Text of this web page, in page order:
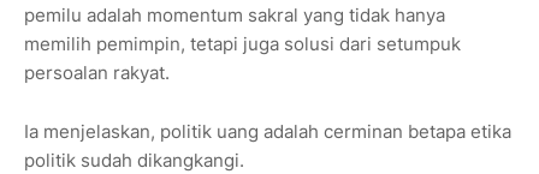
pemilu adalah momentum sakral yang tidak hanya
memilih pemimpin, tetapi juga solusi dari setumpuk
persoalan rakyat.
Ia menjelaskan, politik uang adalah cerminan betapa etika
politik sudah dikangkangi.